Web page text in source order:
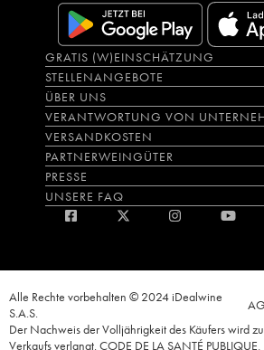
GRATIS (W)EINSCHÄTZUNG
STELLENANGEBOTE
ÜBER UNS
VERANTWORTUNG VON
VERSANDKOSTEN
PARTNERWEINGÜTER
PRESSE
UNSERE FAQ
Alle Rechte vorbehalten © 2024 iDealwine
S.A.S.
Der Nachweis der Volljährigkeit des Käufers wird
Verkaufs verlangt. CODE DE LA SANTÉ